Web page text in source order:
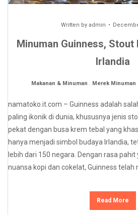
Written by admin
Minuman Guinness,
Irlandia
Makanan & Minuman . Merek Minuman
namatoko.it.com – Guinness adalah
paling ikonik di dunia, khususnya jenis
pekat dengan busa krem tebal yang
hanya menjadi simbol budaya Irlandia,
lebih dari 150 negara. Dengan rasa
nuansa kopi dan cokelat, Guinness
Read More